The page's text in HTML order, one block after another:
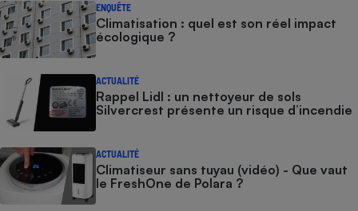
ENQUÊTE
Climatisation : quel est son réel impact
écologique ?
ACTUALITÉ
Rappel Lidl : un nettoyeur de sols
Silvercrest présente un risque d’incendie
ACTUALITÉ
Climatiseur sans tuyau (vidéo) - Que vaut
le FreshOne de Polara ?